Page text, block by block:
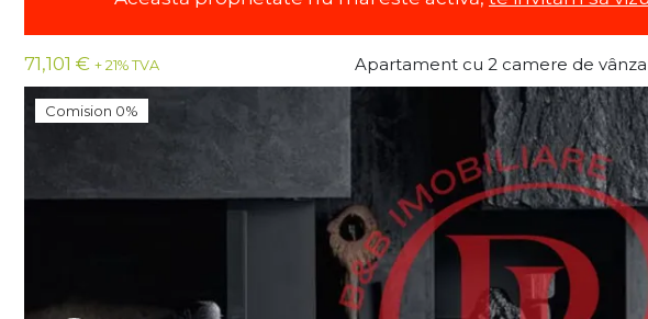
71,101 € + 21% TVA Apartament cu 2 camere de
Comision 0%